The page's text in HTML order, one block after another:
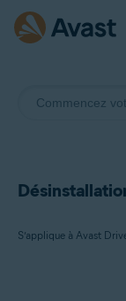
S’applique à Avast